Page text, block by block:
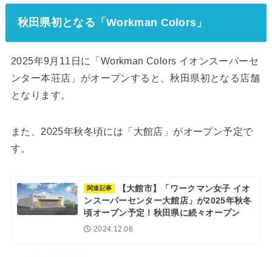
秋田県初となる「Workman Colors」
2025年9月11日に「Workman Colors イオンスーパーセ
ンター本荘店」がオープンすると、秋田県初となる店舗
となります。
また、2025年秋冬頃には「大館店」がオープン予定で
す。
関連記事
【大館市】「ワークマン女子 イオ
ンスーパーセンター大館店」が2025年秋冬
頃オープン予定！秋田県に続々オープン
2024.12.06